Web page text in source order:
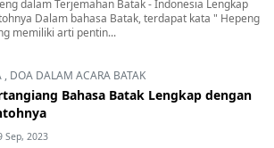
dalam Terjemahan Batak - Indonesia Lengkap
Dalam bahasa Batak, terdapat kata " Hepeng
memiliki arti pentin...
, DOA DALAM ACARA BATAK
Bahasa Batak Lengkap dengan
Sep, 2023